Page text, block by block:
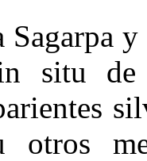
y
situ
otros